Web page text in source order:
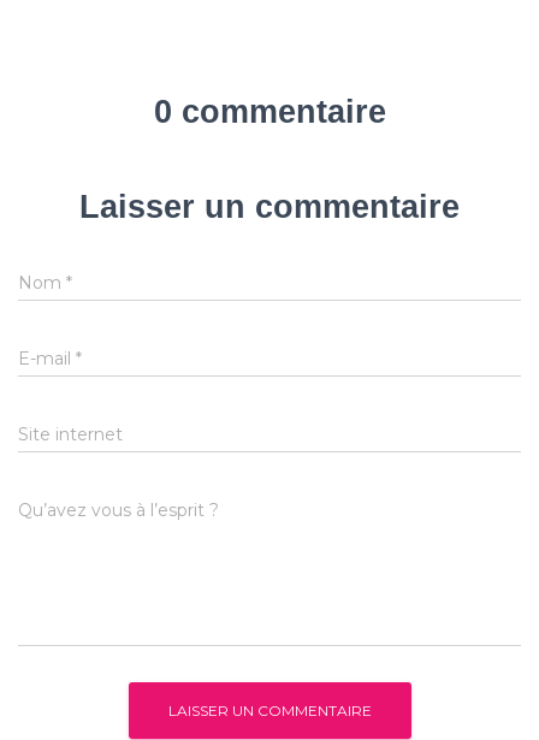
0 commentaire
Laisser un commentaire
Nom *
E-mail *
Site internet
Qu’avez vous à l’esprit ?